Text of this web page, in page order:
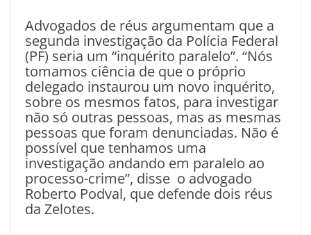
Advogados de réus argumentam que a
segunda investigação da Polícia Federal
(PF) seria um “inquérito paralelo”. “Nós
tomamos ciência de que o próprio
delegado instaurou um novo inquérito,
sobre os mesmos fatos, para investigar
não só outras pessoas, mas as mesmas
pessoas que foram denunciadas. Não é
possível que tenhamos uma
investigação andando em paralelo ao
processo-crime”, disse o advogado
Roberto Podval, que defende dois réus
da Zelotes.